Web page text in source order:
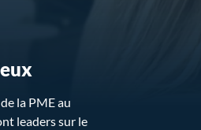
la PME au
leaders sur le